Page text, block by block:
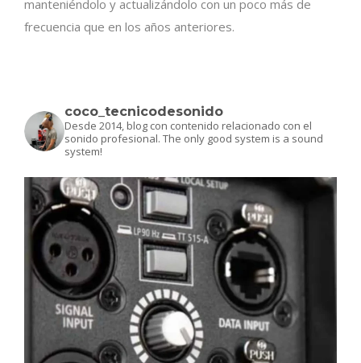
manteniéndolo y actualizándolo con un poco más de
frecuencia que en los años anteriores.
coco_tecnicodesonido
Desde 2014, blog con contenido relacionado con el
sonido profesional. The only good system is a sound
system!